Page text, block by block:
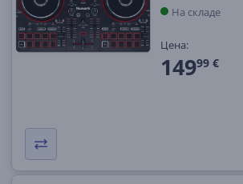
На складе
Цена:
14999 €